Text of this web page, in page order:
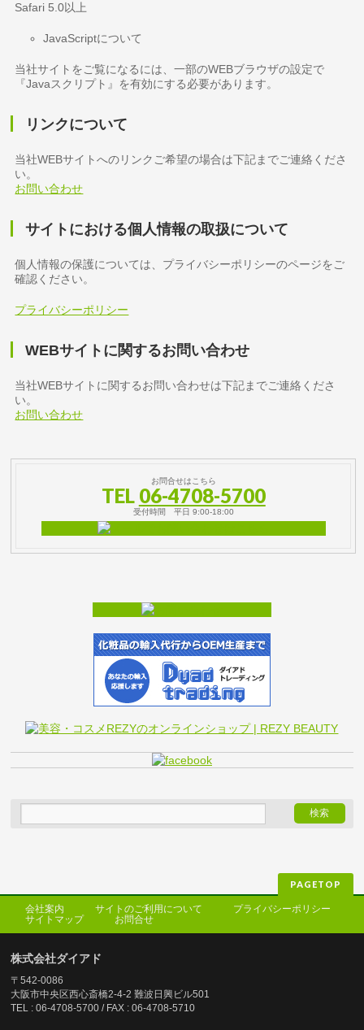
Safari 5.0以上
JavaScriptについて
当社サイトをご覧になるには、一部のWEBブラウザの設定で
『Javaスクリプト』を有効にする必要があります。
リンクについて
当社WEBサイトへのリンクご希望の場合は下記までご連絡くださ
い。
お問い合わせ
サイトにおける個人情報の取扱について
個人情報の保護については、プライバシーポリシーのページをご
確認ください。
プライバシーポリシー
WEBサイトに関するお問い合わせ
当社WEBサイトに関するお問い合わせは下記までご連絡くださ
い。
お問い合わせ
お問合せはこちら
TEL 06-4708-5700
受付時間 平日 9:00-18:00
PAGETOP
会社案内 サイトのご利用について
プライバシーポリシー
サイトマップ
お問合せ
株式会社ダイアド
〒542-0086
大阪市中央区西心斎橋2-4-2 難波日興ビル501
TEL : 06-4708-5700 / FAX : 06-4708-5710